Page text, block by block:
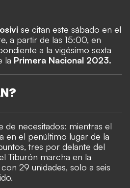
se citan este sábado en el
a partir de las 15:00, en
a la vigésimo sexta
la Primera Nacional 2023.
de necesitados: mientras el
en el penúltimo lugar de la
tres por delante del
Tiburón marcha en la
29 unidades, solo a seis